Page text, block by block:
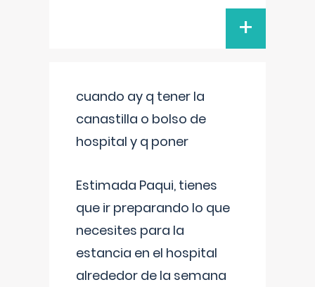
+
cuando ay q tener la
canastilla o bolso de
hospital y q poner
Estimada Paqui, tienes
que ir preparando lo que
necesites para la
estancia en el hospital
alrededor de la semana